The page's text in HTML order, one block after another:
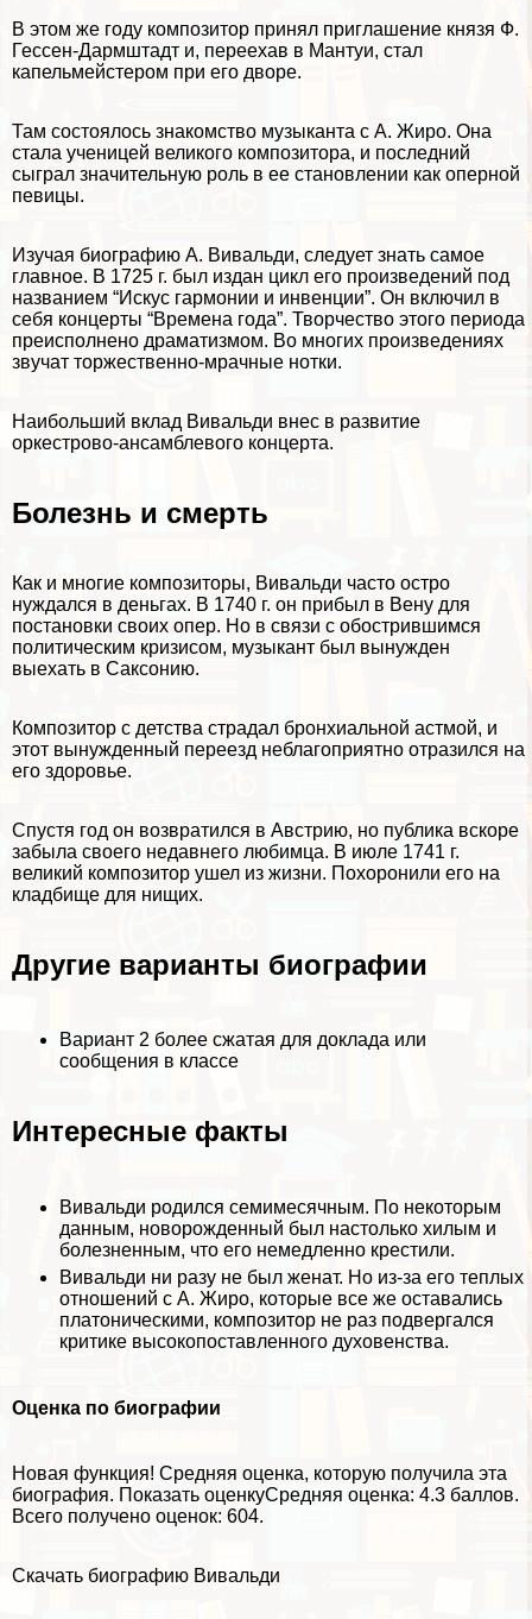
В этом же году композитор принял приглашение князя Ф.
Гессен-Дармштадт и, переехав в Мантуи, стал
капельмейстером при его дворе.
Там состоялось знакомство музыканта с А. Жиро. Она
стала ученицей великого композитора, и последний
сыграл значительную роль в ее становлении как оперной
певицы.
Изучая биографию А. Вивальди, следует знать самое
главное. В 1725 г. был издан цикл его произведений под
названием “Искус гармонии и инвенции”. Он включил в
себя концерты “Времена года”. Творчество этого периода
преисполнено драматизмом. Во многих произведениях
звучат торжественно-мрачные нотки.
Наибольший вклад Вивальди внес в развитие
оркестрово-ансамблевого концерта.
Болезнь и cмepть
Как и многие композиторы, Вивальди часто остро
нуждался в деньгах. В 1740 г. он прибыл в Вену для
постановки своих опер. Но в связи с обострившимся
политическим кризисом, музыкант был вынужден
выехать в Саксонию.
Композитор с детства страдал бронхиальной астмой, и
этот вынужденный переезд нeблагоприятно отразился на
его здоровье.
Спустя год он возвратился в Австрию, но публика вскоре
забыла своего недавнего любимца. В июле 1741 г.
великий композитор ушел из жизни. Похоронили его на
кладбище для нищих.
Другие варианты биографии
Вариант 2 более сжатая для доклада или
сообщения в классе
Интересные факты
Вивальди родился семимecячным. По некоторым
данным, новорожденный был настолько хилым и
болезненным, что его немедленно крестили.
Вивальди ни разу не был женат. Но из-за его теплых
отношений с А. Жиро, которые все же оставались
платоническими, композитор не раз подвергался
критике высокопоставленного духовенства.
Оценка по биографии
Новая функция! Средняя оценка, которую получила эта
биография. Показать оценкуСредняя оценка: 4.3 баллов.
Всего получено оценок: 604.
Скачать биографию Вивальди